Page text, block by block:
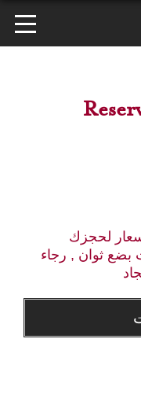
لحجزك
بضع ثوان , رجاء